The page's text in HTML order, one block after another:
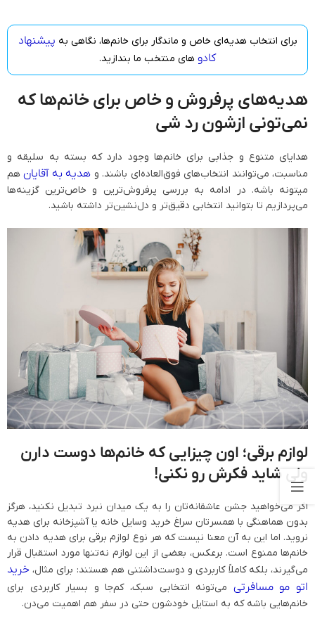
برای انتخاب هدیه‌ای خاص و ماندگار برای خانم‌ها، نگاهی به پیشنهاد
کادو‌ های منتخب ما بندازید.
هدیه‌های پرفروش و خاص برای خانم‌ها که
نمی‌تونی ازشون رد شی
هدایای متنوع و جذابی برای خانم‌ها وجود دارد که بسته به سلیقه و
مناسبت، می‌توانند انتخاب‌های فوق‌العاده‌ای باشند. و هدیه به آقایانهم
میتونه باشه. در ادامه به بررسی پرفروش‌ترین و خاص‌ترین گزینه‌ها
می‌پردازیم تا بتوانید انتخابی دقیق‌تر و دل‌نشین‌تر داشته باشید.
لوازم برقی؛ اون چیزایی که خانم‌ها دوست دارن
ولی شاید فکرش رو نکنی!
اگر می‌خواهید جشن عاشقانه‌تان را به یک میدان نبرد تبدیل نکنید، هرگز
بدون هماهنگی با همسرتان سراغ خرید وسایل خانه یا آشپزخانه برای هدیه
نروید. اما این به آن معنا نیست که هر نوع لوازم برقی برای هدیه دادن به
خانم‌ها ممنوع است. برعکس، بعضی از این لوازم نه‌تنها مورد استقبال قرار
می‌گیرند، بلکه کاملاً کاربردی و دوست‌داشتنی هم هستند: برای مثال، خرید
اتو مو مسافرتی می‌تونه انتخابی سبک، کم‌جا و بسیار کاربردی برای
خانم‌هایی باشه که به استایل خودشون حتی در سفر هم اهمیت می‌دن.